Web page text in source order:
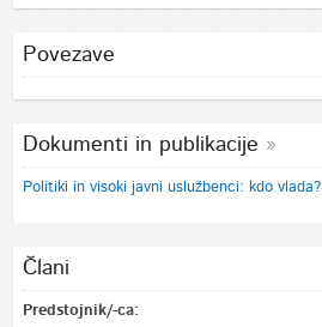
Povezave
Dokumenti in publikacije
Politiki in visoki javni uslužbenci: kdo vlada?
Člani
Predstojnik/-ca: